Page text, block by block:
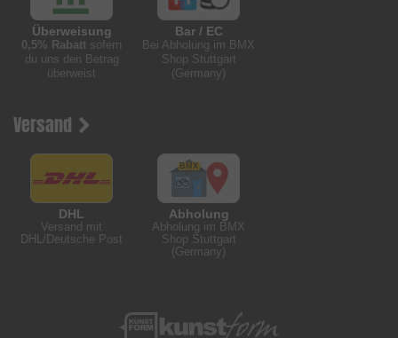
Überweisung
0,5% Rabatt sofern
du uns den Betrag
überweist
Bar / EC
Bei Abholung im BMX
Shop Stuttgart
(Germany)
Versand
DHL
Versand mit
DHL/Deutsche Post
Abholung
Abholung im BMX
Shop Stuttgart
(Germany)